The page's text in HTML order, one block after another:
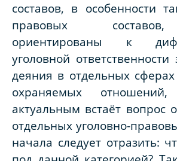
составов, в особенности
правовых
ориентированы к
уголовной
деяния в отдельных
охраняемых
актуальным встаёт вопрос
отдельных уголовно-
начала следует отразить: